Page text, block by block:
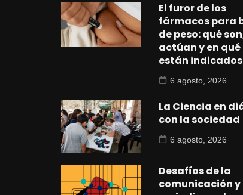
El furor de los
fármacos para
de peso: qué
actúan y en qué
están indicados
6 agosto, 2026
La Ciencia en
con la sociedad
6 agosto, 2026
Desafíos de la
comunicación y